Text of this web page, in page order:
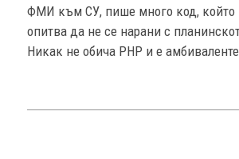
ФМИ към СУ, пише много код, който
опитва да не се нарани с
Никак не обича PHP и е